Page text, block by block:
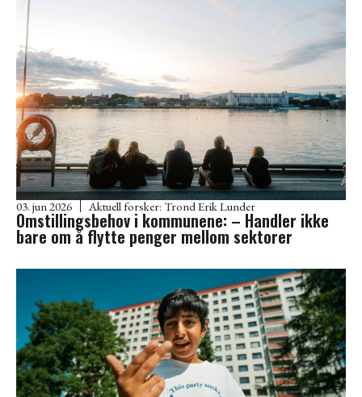
03. jun 2026 Aktuell forsker: Trond Erik Lunder
Omstillingsbehov i kommunene: – Handler ikke
bare om å flytte penger mellom sektorer